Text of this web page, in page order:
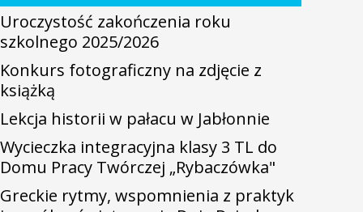
Uroczystość zakończenia roku
szkolnego 2025/2026
Konkurs fotograficzny na zdjęcie z
książką
Lekcja historii w pałacu w Jabłonnie
Wycieczka integracyjna klasy 3 TL do
Domu Pracy Twórczej „Rybaczówka"
Greckie rytmy, wspomnienia z praktyk